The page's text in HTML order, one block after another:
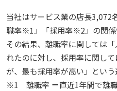
当社はサービス業の店長3,072
職率※1」「採用率※2」の関係
その結果、離職率に関しては
れたのに対し、採用率に関し
が、最も採用率が高い」とい
※1 離職率 ＝直近1年間で離